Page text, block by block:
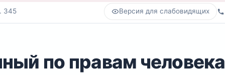
345 Версия для слабовидящих
по правам человека